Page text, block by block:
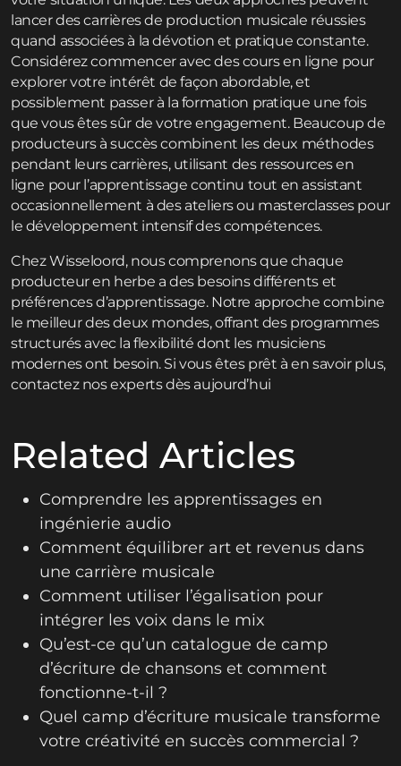
lancer des carrières de production musicale réussies
quand associées à la dévotion et pratique constante.
Considérez commencer avec des cours en ligne pour
explorer votre intérêt de façon abordable, et
possiblement passer à la formation pratique une fois
que vous êtes sûr de votre engagement. Beaucoup de
producteurs à succès combinent les deux méthodes
pendant leurs carrières, utilisant des ressources en
ligne pour l’apprentissage continu tout en assistant
occasionnellement à des ateliers ou masterclasses pour
le développement intensif des compétences.
Chez Wisseloord, nous comprenons que chaque
producteur en herbe a des besoins différents et
préférences d’apprentissage. Notre approche combine
le meilleur des deux mondes, offrant des programmes
structurés avec la flexibilité dont les musiciens
modernes ont besoin. Si vous êtes prêt à en savoir plus,
contactez nos experts dès aujourd’hui
Related Articles
Comprendre les apprentissages en
ingénierie audio
Comment équilibrer art et revenus dans
une carrière musicale
Comment utiliser l’égalisation pour
intégrer les voix dans le mix
Qu’est-ce qu’un catalogue de camp
d’écriture de chansons et comment
fonctionne-t-il ?
Quel camp d’écriture musicale transforme
votre créativité en succès commercial ?